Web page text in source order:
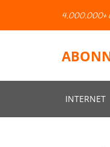
4.000.000+
INTERNET